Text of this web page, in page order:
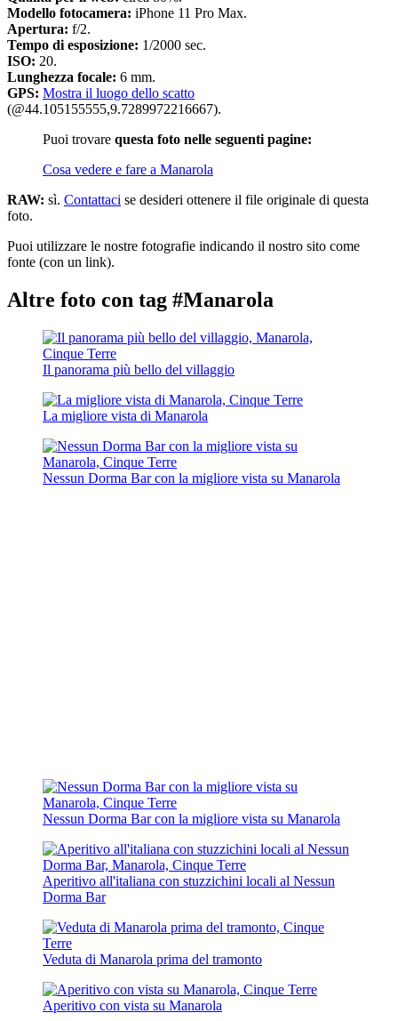
Modello fotocamera: iPhone 11 Pro Max.
Apertura: f/2.
Tempo di esposizione: 1/2000 sec.
ISO: 20.
Lunghezza focale: 6 mm.
GPS: Mostra il luogo dello scatto
(@44.105155555,9.7289972216667).
Puoi trovare questa foto nelle seguenti pagine:
Cosa vedere e fare a Manarola
RAW: sì. Contattaci se desideri ottenere il file originale di questa
foto.
Puoi utilizzare le nostre fotografie indicando il nostro sito come
fonte (con un link).
Altre foto con tag #Manarola
Il panorama più bello del villaggio
La migliore vista di Manarola
Nessun Dorma Bar con la migliore vista su Manarola
Nessun Dorma Bar con la migliore vista su Manarola
Aperitivo all'italiana con stuzzichini locali al Nessun
Dorma Bar
Veduta di Manarola prima del tramonto
Aperitivo con vista su Manarola